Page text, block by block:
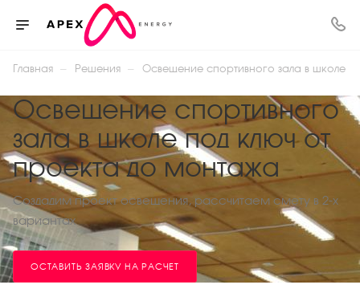
Главная — Решения — Освещение спортивного зала в школе
Освещение спортивного
зала в школе под ключ от
проекта до монтажа
Создадим проект освещения, рассчитаем смету в 2-х
вариантах
ОСТАВИТЬ ЗАЯВКУ НА РАСЧЕТ